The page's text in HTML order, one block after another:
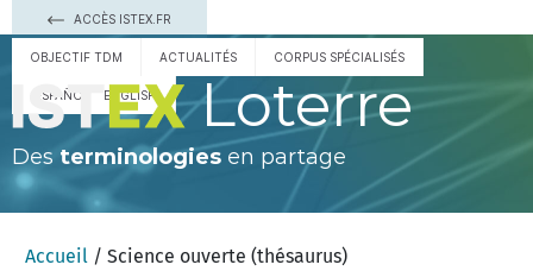
ACCÈS ISTEX.FR
OBJECTIF TDM ACTUALITÉS CORPUS SPÉCIALISÉS
ESPAÑOL ENGLISH Loterre
Des terminologies en partage
Accueil / Science ouverte (thésaurus)